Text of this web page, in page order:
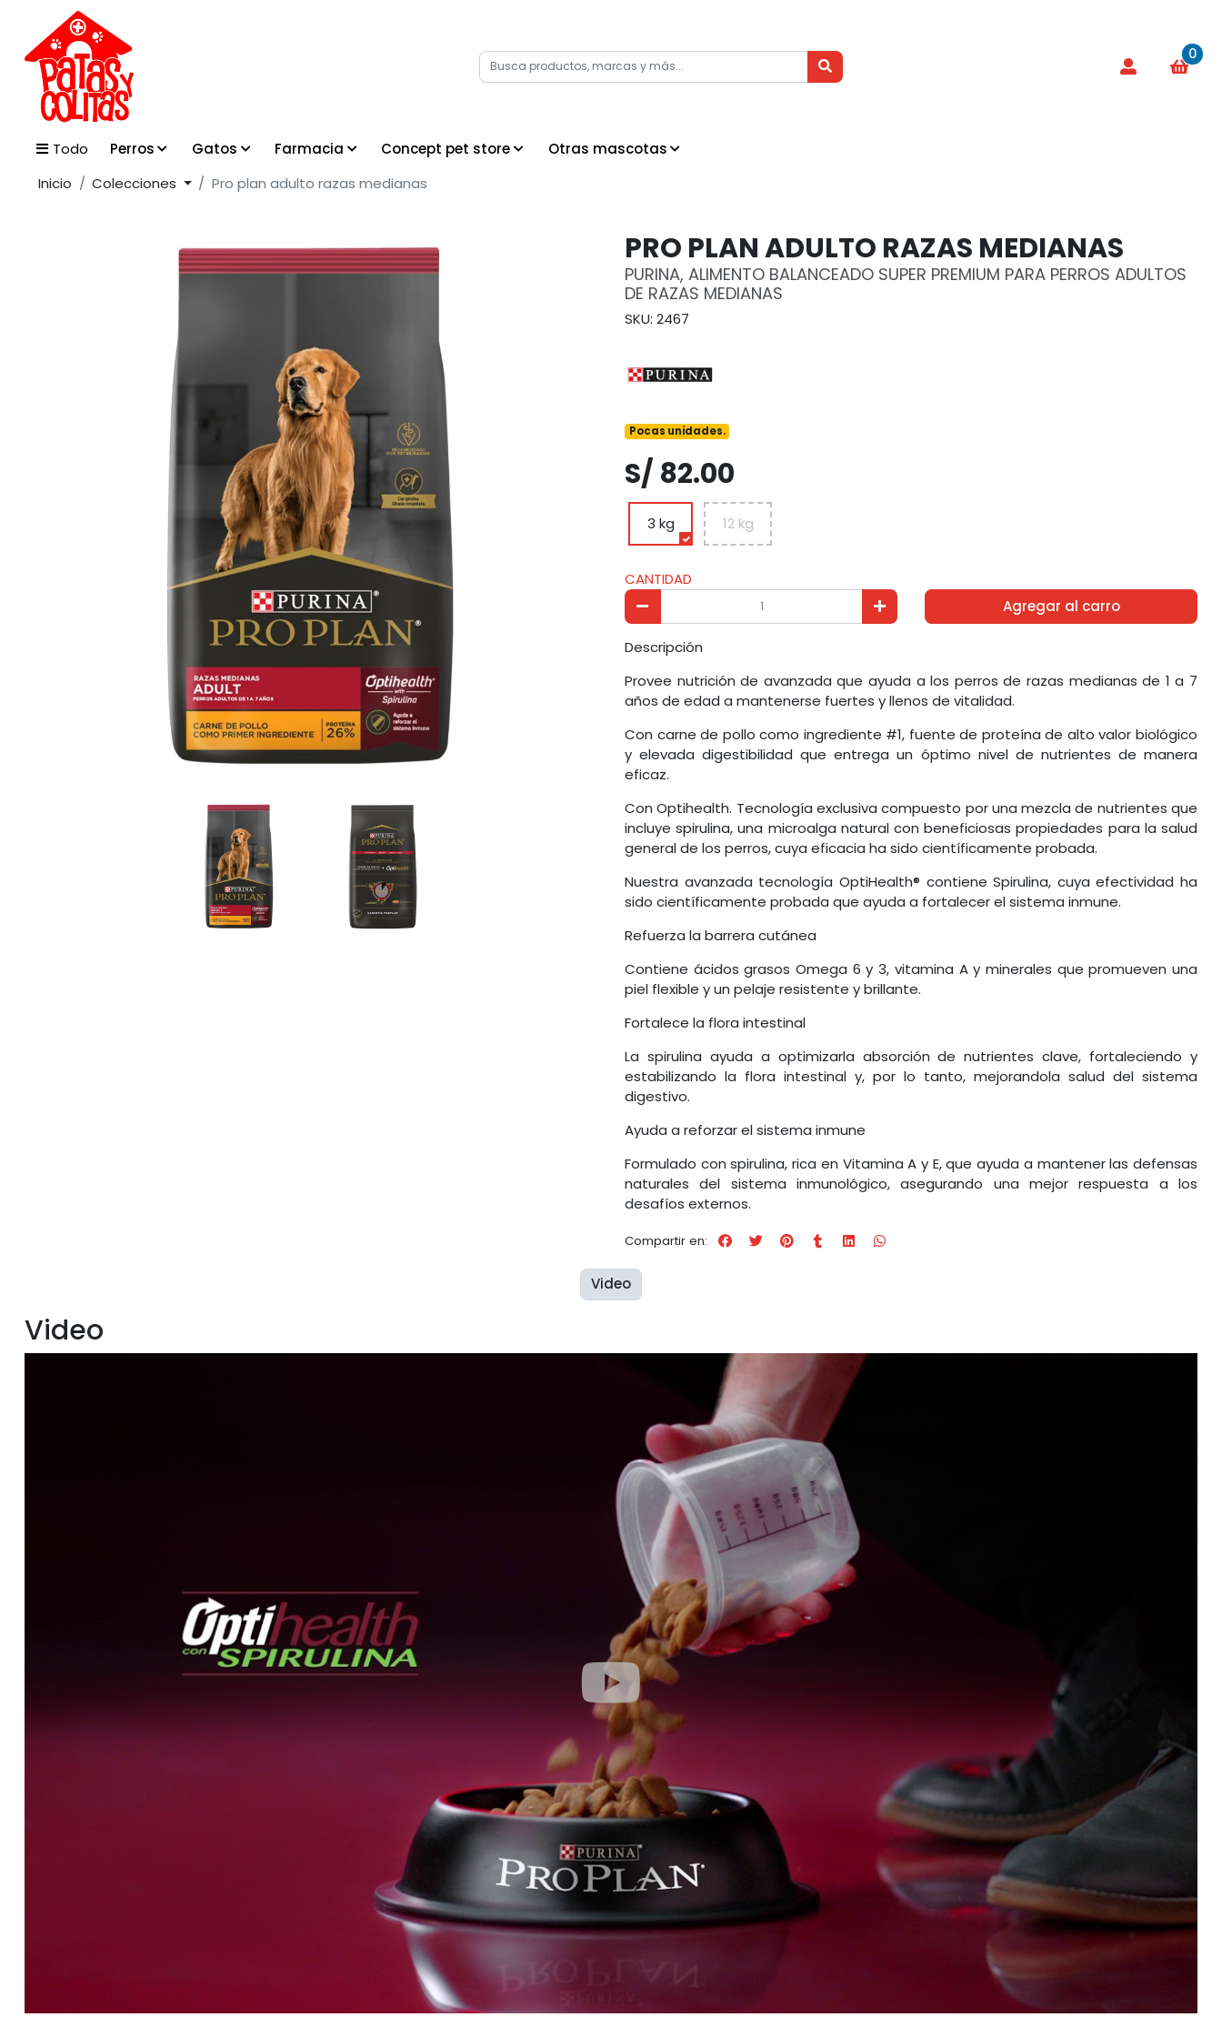
0
Todo Perros Gatos Farmacia Concept pet store
Otras mascotas
Inicio
Colecciones Pro plan adulto razas medianas
PRO PLAN ADULTO RAZAS MEDIANAS
PURINA, ALIMENTO BALANCEADO SUPER PREMIUM PARA PERROS ADULTOS
DE RAZAS MEDIANAS
SKU: 2467
Pocas unidades.
S/ 82.00
3 kg 12 kg
CANTIDAD
Agregar al carro
Descripción
Provee nutrición de avanzada que ayuda a los perros de razas medianas de 1 a 7
años de edad a mantenerse fuertes y llenos de vitalidad.
Con carne de pollo como ingrediente #1, fuente de proteína de alto valor biológico
y elevada digestibilidad que entrega un óptimo nivel de nutrientes de manera
eficaz.
Con Optihealth. Tecnología exclusiva compuesto por una mezcla de nutrientes que
incluye spirulina, una microalga natural con beneficiosas propiedades para la salud
general de los perros, cuya eficacia ha sido científicamente probada.
Nuestra avanzada tecnología OptiHealth® contiene Spirulina, cuya efectividad ha
sido científicamente probada que ayuda a fortalecer el sistema inmune.
Refuerza la barrera cutánea
Contiene ácidos grasos Omega 6 y 3, vitamina A y minerales que promueven una
piel flexible y un pelaje resistente y brillante.
Fortalece la flora intestinal
La spirulina ayuda a optimizarla absorción de nutrientes clave, fortaleciendo y
estabilizando la flora intestinal y, por lo tanto, mejorandola salud del sistema
digestivo.
Ayuda a reforzar el sistema inmune
Formulado con spirulina, rica en Vitamina A y E, que ayuda a mantener las defensas
naturales del sistema inmunológico, asegurando una mejor respuesta a los
desafíos externos.
Compartir en:
Video
Video